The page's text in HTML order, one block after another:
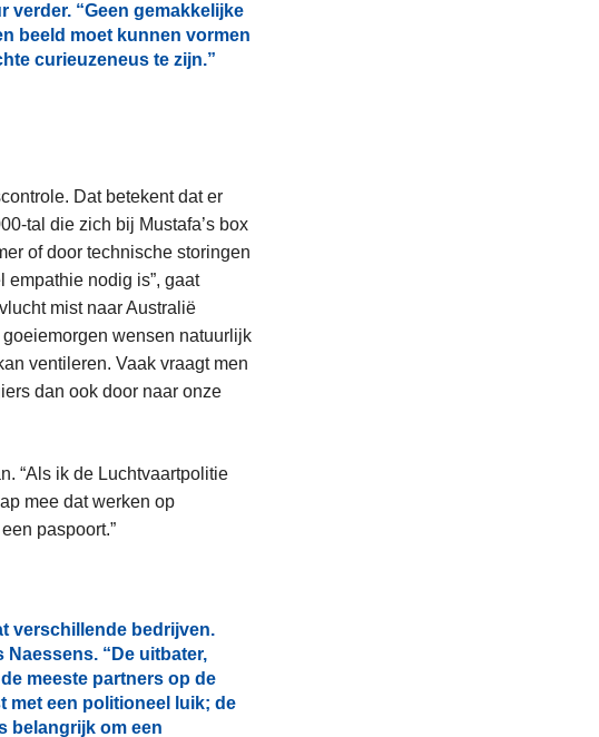
verder. “Geen gemakkelijke
beeld moet kunnen vormen
curieuzeneus te zijn.”
Dat betekent dat er
tal die zich bij Mustafa’s box
of door technische storingen
empathie nodig is”, gaat
mist naar Australië
wensen natuurlijk
ventileren. Vaak vraagt men
dan ook door naar onze
“Als ik de Luchtvaartpolitie
mee dat werken op
paspoort.”
verschillende bedrijven.
“De uitbater,
meeste partners op de
met een politioneel luik; de
belangrijk om een